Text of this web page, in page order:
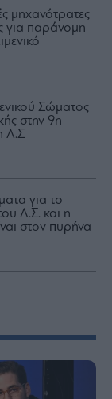
μηχανότρατες
για παράνομη
Σώματος
στην 9η
Λ.Σ
για το
Λ.Σ. και η
στον πυρήνα